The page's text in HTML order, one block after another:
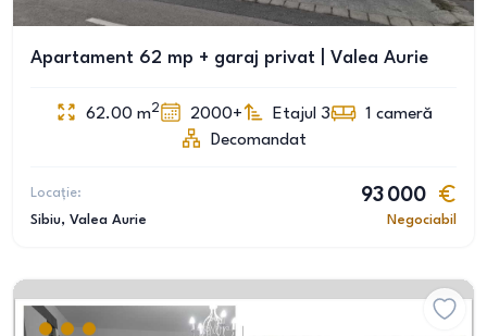
Apartament 62 mp + garaj privat | Valea Aurie
62.00 m2 2000+ Etajul 3 1 cameră
Decomandat
Locație:
Sibiu, Valea Aurie
93 000
Negociabil